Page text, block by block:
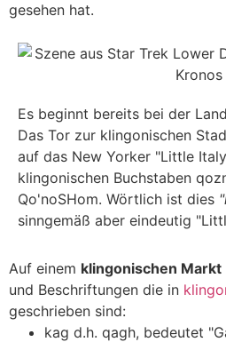
gesehen hat.
Es beginnt bereits bei der
Das Tor zur klingonischen
auf das New Yorker "Little
klingonischen Buchstaben
Qo'noSHom. Wörtlich ist dies
sinngemäß aber eindeutig
Auf einem klingonischen Markt
und Beschriftungen die in
geschrieben sind:
kag d.h. qagh, bedeutet